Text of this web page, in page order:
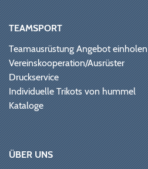
TEAMSPORT
Teamausrüstung Angebot einholen
Vereinskooperation/Ausrüster
Druckservice
Individuelle Trikots von hummel
Kataloge
ÜBER UNS